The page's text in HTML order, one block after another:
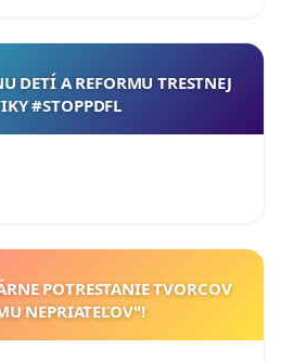
DETÍ A REFORMU TRESTNEJ
#STOPPDFL
POTRESTANIE TVORCOV
NEPRIATEĽOV"!